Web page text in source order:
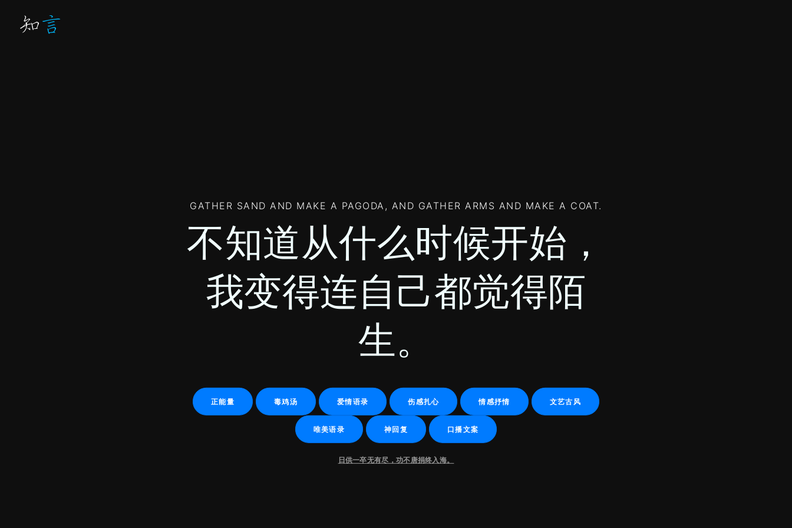
GATHER SAND AND MAKE A PAGODA, AND GATHER ARMS AND MAKE A COAT.
不知道从什么时候开始，
我变得连自己都觉得陌
生。
正能量 毒鸡汤 爱情语录 伤感扎心 情感抒情 文艺古风
唯美语录 神回复 口播文案
日供一卒无有尽，功不唐捐终入海。